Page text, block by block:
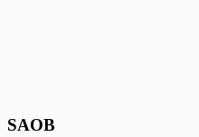
SAOB